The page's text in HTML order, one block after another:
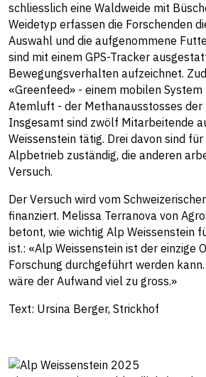
schliesslich eine Waldweide mit
Weidetyp erfassen die Forschenden
Auswahl und die aufgenommene
sind mit einem GPS-Tracker
Bewegungsverhalten aufzeichnet.
«Greenfeed» - einem mobilen
Atemluft - der Methanausstosses der
Insgesamt sind zwölf Mitarbeitende
Weissenstein tätig. Drei davon sind
Alpbetrieb zuständig, die anderen
Versuch.
Der Versuch wird vom
finanziert. Melissa Terranova von
betont, wie wichtig Alp Weissenstein
ist.: «Alp Weissenstein ist der einzige
Forschung durchgeführt werden
wäre der Aufwand viel zu gross.»
Text: Ursina Berger, Strickhof